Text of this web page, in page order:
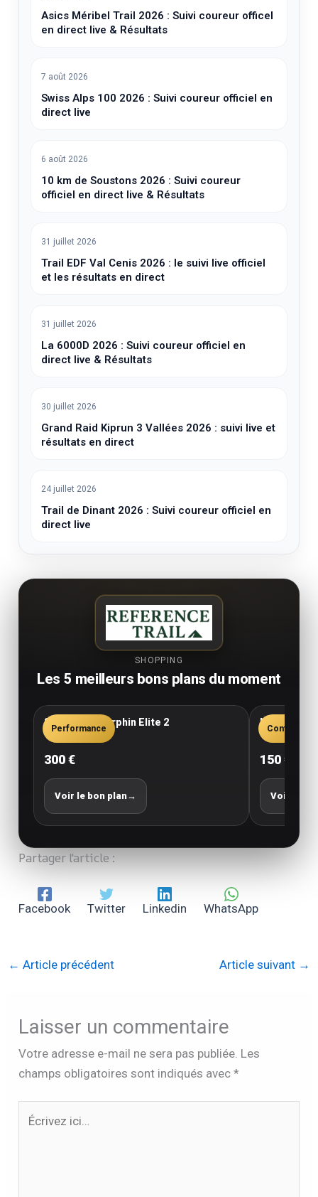
Asics Méribel Trail 2026 : Suivi coureur officel
en direct live & Résultats
7 août 2026
Swiss Alps 100 2026 : Suivi coureur officiel en
direct live
6 août 2026
10 km de Soustons 2026 : Suivi coureur
officiel en direct live & Résultats
31 juillet 2026
Trail EDF Val Cenis 2026 : le suivi live officiel
et les résultats en direct
31 juillet 2026
La 6000D 2026 : Suivi coureur officiel en
direct live & Résultats
30 juillet 2026
Grand Raid Kiprun 3 Vallées 2026 : suivi live et
résultats en direct
24 juillet 2026
Trail de Dinant 2026 : Suivi coureur officiel en
direct live
SHOPPING
Les 5 meilleurs bons plans du moment
Performance
Saucony Endorphin Elite 2
300 €
Voir le bon plan→
Confort
New
150 €
Voir le
Partager l'article :
Facebook Twitter Linkedin WhatsApp
← Article précédent Article suivant →
Laisser un commentaire
Votre adresse e-mail ne sera pas publiée. Les
champs obligatoires sont indiqués avec*